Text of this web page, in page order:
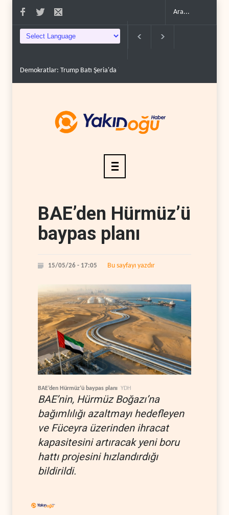
Demokratlar: Trump Batı Şeria'da işgalci yerleşimcilere ..
BAE’den Hürmüz’ü
baypas planı
15/05/26 - 17:05 Bu sayfayı yazdır
BAE’den Hürmüz’ü baypas planı YDH
BAE’nin, Hürmüz Boğazı’na
bağımlılığı azaltmayı hedefleyen
ve Füceyra üzerinden ihracat
kapasitesini artıracak yeni boru
hattı projesini hızlandırdığı
bildirildi.